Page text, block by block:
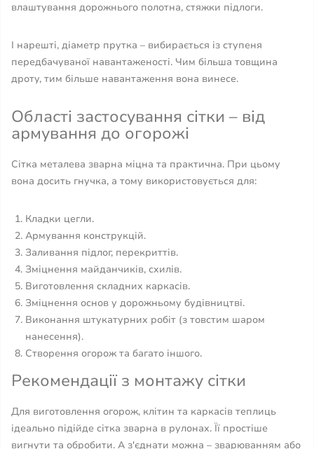
влаштування дорожнього полотна, стяжки підлоги.
І нарешті, діаметр прутка – вибирається із ступеня
передбачуваної навантаженості. Чим більша товщина
дроту, тим більше навантаження вона винесе.
Області застосування сітки – від
армування до огорожі
Сітка металева зварна міцна та практична. При цьому
вона досить гнучка, а тому використовується для:
Кладки цегли.
Армування конструкцій.
Заливання підлог, перекриттів.
Зміцнення майданчиків, схилів.
Виготовлення складних каркасів.
Зміцнення основ у дорожньому будівництві.
Виконання штукатурних робіт (з товстим шаром
нанесення).
Створення огорож та багато іншого.
Рекомендації з монтажу сітки
Для виготовлення огорож, клітин та каркасів теплиць
ідеально підійде сітка зварна в рулонах. Її простіше
вигнути та обробити. А з'єднати можна – зварюванням або